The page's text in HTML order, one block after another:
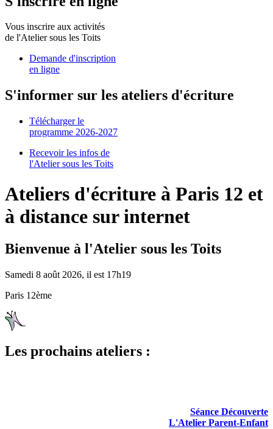
Vous inscrire aux activités
de l'Atelier sous les Toits
Demande d'inscription
en ligne
S'informer sur les ateliers d'écriture
Télécharger le
programme 2026-2027
Recevoir les infos de
l'Atelier sous les Toits
Ateliers d'écriture à Paris 12 et
à distance sur internet
Bienvenue à l'Atelier sous les Toits
Samedi 8 août 2026, il est 17h19
Paris 12ème
Les prochains ateliers :
Séance Découverte
L'Atelier Parent-Enfant